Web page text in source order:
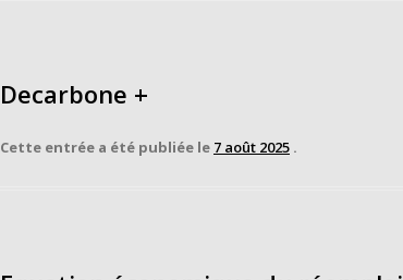
Decarbone +
Cette entrée a été publiée le 7 août 2025 .